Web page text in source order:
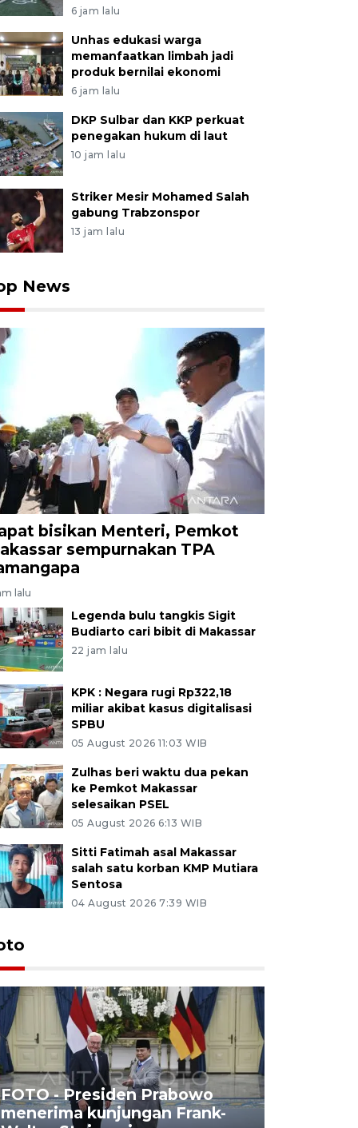
6 jam lalu
Unhas edukasi warga
memanfaatkan limbah jadi
produk bernilai ekonomi
6 jam lalu
DKP Sulbar dan KKP perkuat
penegakan hukum di laut
10 jam lalu
Striker Mesir Mohamed Salah
gabung Trabzonspor
13 jam lalu
News
bisikan Menteri, Pemkot
sempurnakan TPA
lalu
Legenda bulu tangkis Sigit
Budiarto cari bibit di Makassar
22 jam lalu
KPK : Negara rugi Rp322,18
miliar akibat kasus digitalisasi
SPBU
05 August 2026 11:03 WIB
Zulhas beri waktu dua pekan
ke Pemkot Makassar
selesaikan PSEL
05 August 2026 6:13 WIB
Sitti Fatimah asal Makassar
salah satu korban KMP Mutiara
Sentosa
04 August 2026 7:39 WIB
FOTO - Presiden Prabowo
menerima kunjungan Frank-